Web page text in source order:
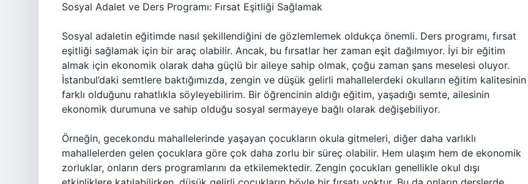
Sosyal Adalet ve Ders Programı: Fırsat Eşitliği Sağlamak
Sosyal adaletin eğitimde nasıl şekillendiğini de gözlemlemek oldukça önemli. Ders programı, fırsat
eşitliği sağlamak için bir araç olabilir. Ancak, bu fırsatlar her zaman eşit dağılmıyor. İyi bir eğitim
almak için ekonomik olarak daha güçlü bir aileye sahip olmak, çoğu zaman şans meselesi oluyor.
İstanbul’daki semtlere baktığımızda, zengin ve düşük gelirli mahallelerdeki okulların eğitim kalitesinin
farklı olduğunu rahatlıkla söyleyebilirim. Bir öğrencinin aldığı eğitim, yaşadığı semte, ailesinin
ekonomik durumuna ve sahip olduğu sosyal sermayeye bağlı olarak değişebiliyor.
Örneğin, gecekondu mahallelerinde yaşayan çocukların okula gitmeleri, diğer daha varlıklı
mahallelerden gelen çocuklara göre çok daha zorlu bir süreç olabilir. Hem ulaşım hem de ekonomik
zorluklar, onların ders programlarını da etkilemektedir. Zengin çocukları genellikle okul dışı